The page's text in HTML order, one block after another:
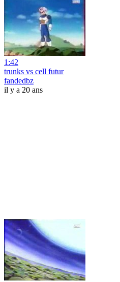
1:42
trunks vs cell futur
fandedbz
il y a 20 ans